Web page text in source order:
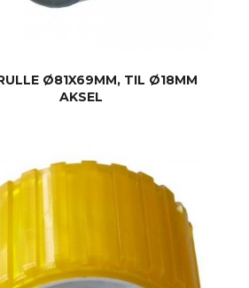
Ø81X69MM, TIL Ø18MM
AKSEL